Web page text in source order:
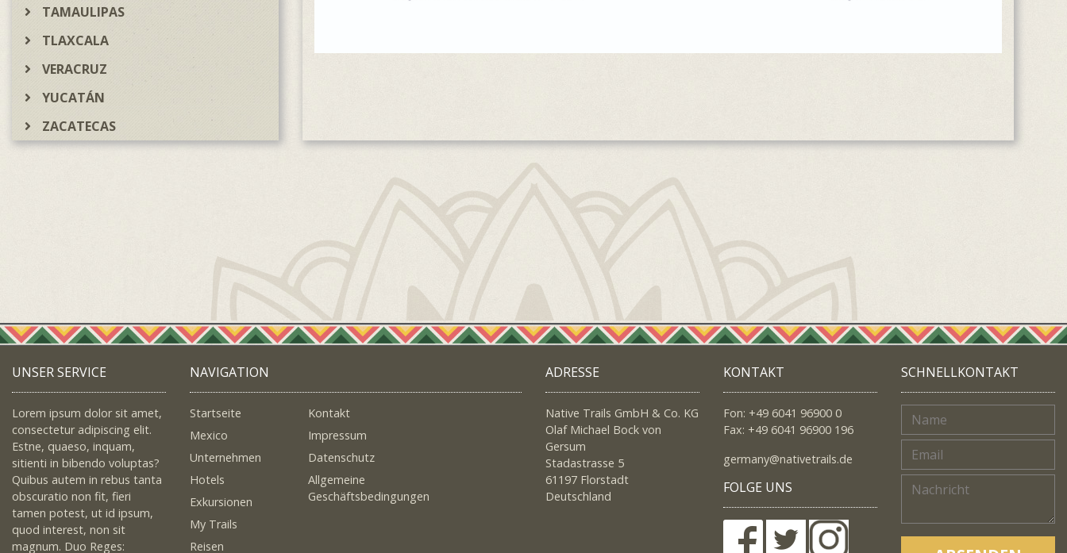
TAMAULIPAS
TLAXCALA
VERACRUZ
YUCATÁN
ZACATECAS
UNSER SERVICE
Lorem ipsum dolor sit amet,
consectetur adipiscing elit.
Estne, quaeso, inquam,
sitienti in bibendo voluptas?
Quibus autem in rebus tanta
obscuratio non fit, fieri
tamen potest, ut id ipsum,
quod interest, non sit
magnum. Duo Reges:
NAVIGATION
Startseite
Mexico
Unternehmen
Hotels
Exkursionen
My Trails
Reisen
Kontakt
Impressum
Datenschutz
Allgemeine
Geschäftsbedingungen
ADRESSE
Native Trails GmbH & Co. KG
Olaf Michael Bock von
Gersum
Stadastrasse 5
61197 Florstadt
Deutschland
KONTAKT
Fon: +49 6041 96900 0
Fax: +49 6041 96900 196
germany@nativetrails.de
FOLGE UNS
SCHNELLKONTAKT